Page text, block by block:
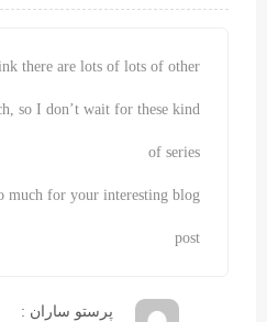
there are lots of lots of other
so I don’t wait for these kind
of series
much for your interesting blog
post
پرستو ساران :